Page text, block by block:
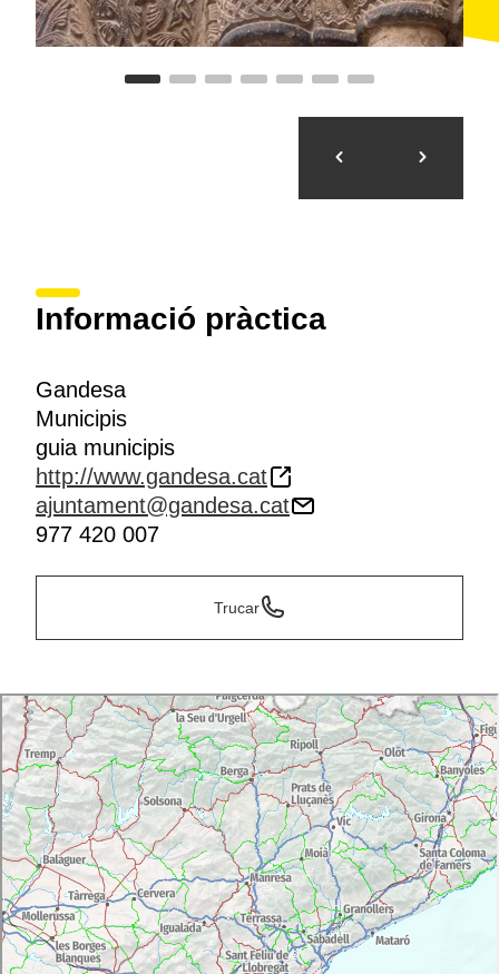
Informació pràctica
Gandesa
Municipis
guia municipis
http://www.gandesa.cat
ajuntament@gandesa.cat
977 420 007
Trucar